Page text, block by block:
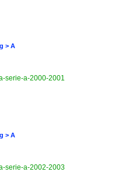
> A
serie-a-2000-2001
> A
serie-a-2002-2003